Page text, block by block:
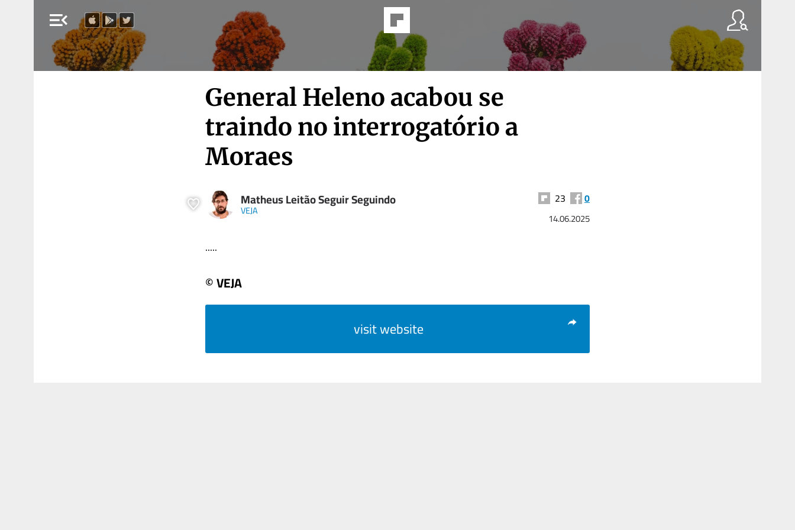
menu_open
General Heleno acabou se
traindo no interrogatório a
Moraes
Matheus Leitão Seguir Seguindo
VEJA
23 0
14.06.2025
.....
© VEJA
visit website